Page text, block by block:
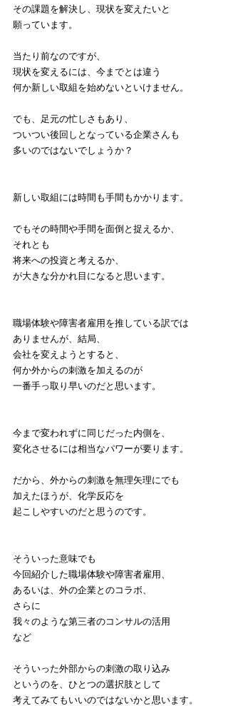
その課題を解決し、現状を変えたいと
願っています。
当たり前なのですが、
現状を変えるには、今までとは違う
何か新しい取組を始めないといけません。
でも、足元の忙しさもあり、
ついつい後回しとなっている企業さんも
多いのではないでしょうか？
新しい取組には時間も手間もかかります。
でもその時間や手間を面倒と捉えるか、
それとも
将来への投資と考えるか、
が大きな分かれ目になると思います。
職場体験や障害者雇用を推している訳では
ありませんが、結局、
会社を変えようとすると、
何か外からの刺激を加えるのが
一番手っ取り早いのだと思います。
今まで変われずに同じだった内側を、
変化させるには相当なパワーが要ります。
だから、外からの刺激を無理矢理にでも
加えたほうが、化学反応を
起こしやすいのだと思うのです。
そういった意味でも
今回紹介した職場体験や障害者雇用、
あるいは、外の企業とのコラボ、
さらに
我々のような第三者のコンサルの活用
など
そういった外部からの刺激の取り込み
というのを、ひとつの選択肢として
考えてみてもいいのではないかと思います。